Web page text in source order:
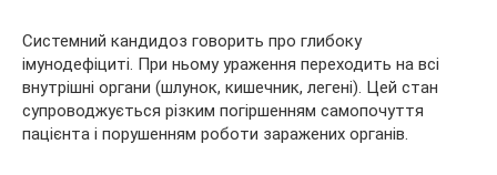
Системний кандидоз говорить про глибоку
імунодефіциті. При ньому ураження переходить на всі
внутрішні органи (шлунок, кишечник, легені). Цей стан
супроводжується різким погіршенням самопочуття
пацієнта і порушенням роботи заражених органів.